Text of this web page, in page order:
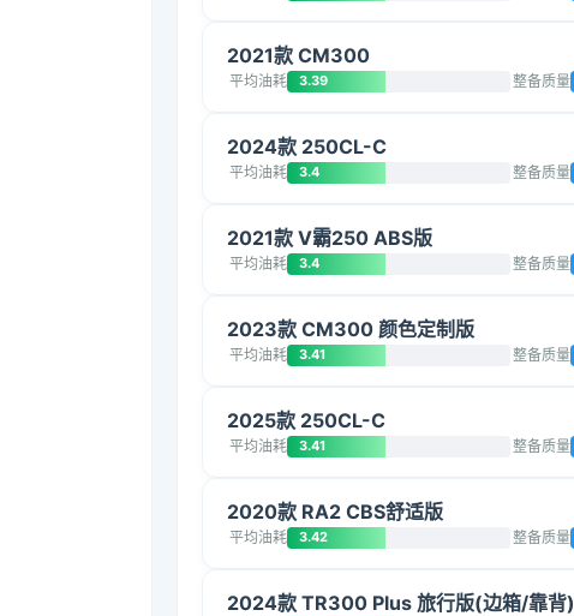
2021款 CM300
平均油耗 3.39 整备质量
2024款 250CL-C
平均油耗 3.4 整备质量
2021款 V霸250 ABS版
平均油耗 3.4 整备质量
2023款 CM300 颜色定制版
平均油耗 3.41 整备质量
2025款 250CL-C
平均油耗 3.41 整备质量
2020款 RA2 CBS舒适版
平均油耗 3.42 整备质量
2024款 TR300 Plus 旅行版(边箱/靠背)